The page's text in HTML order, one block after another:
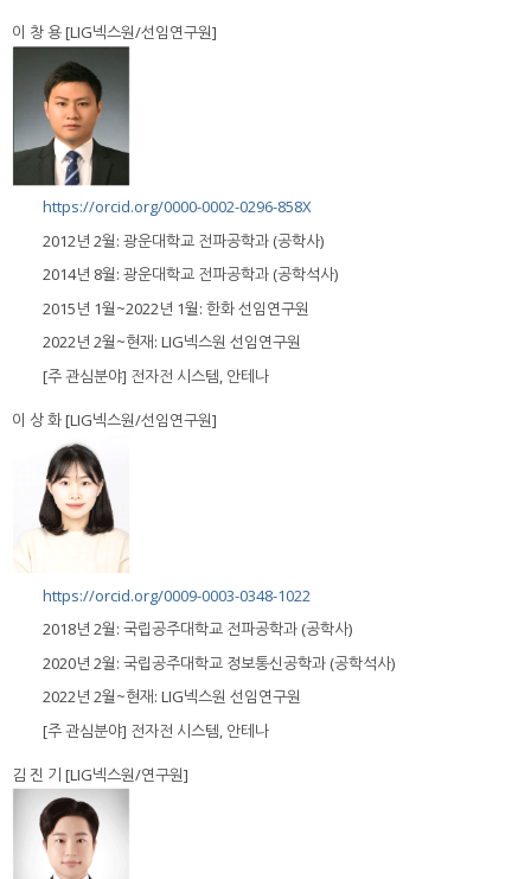
이 창 용 [LIG넥스원/선임연구원]
https://orcid.org/0000-0002-0296-858X
2012년 2월: 광운대학교 전파공학과 (공학사)
2014년 8월: 광운대학교 전파공학과 (공학석사)
2015년 1월~2022년 1월: 한화 선임연구원
2022년 2월~현재: LIG넥스원 선임연구원
[주 관심분야] 전자전 시스템, 안테나
이 상 화 [LIG넥스원/선임연구원]
https://orcid.org/0009-0003-0348-1022
2018년 2월: 국립공주대학교 전파공학과 (공학사)
2020년 2월: 국립공주대학교 정보통신공학과 (공학석사)
2022년 2월~현재: LIG넥스원 선임연구원
[주 관심분야] 전자전 시스템, 안테나
김 진 기 [LIG넥스원/연구원]